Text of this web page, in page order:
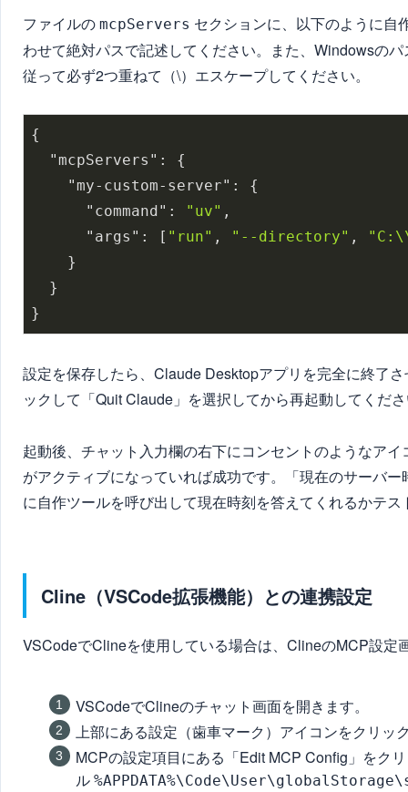
ファイルの mcpServers セクションに、以下のように自
わせて絶対パスで記述してください。また、Windowsの
従って必ず2つ重ねて（\）エスケープしてください。
{
"mcpServers" : {
"my-custom-server" : {
"command" : "uv" ,
"args" : [ "run" , "--directory" ,
    }
  }
設定を保存したら、Claude Desktopアプリを完全に終了
ックして「Quit Claude」を選択してから再起動してくだ
起動後、チャット入力欄の右下にコンセントのようなア
がアクティブになっていれば成功です。「現在のサーバ
に自作ツールを呼び出して現在時刻を答えてくれるかテ
Cline（VSCode拡張機能）との連携設定
VSCodeでClineを使用している場合は、ClineのMCP設定
VSCodeでClineのチャット画面を開きます。
上部にある設定（歯車マーク）アイコンをクリッ
MCPの設定項目にある「Edit MCP Config」をク
ル